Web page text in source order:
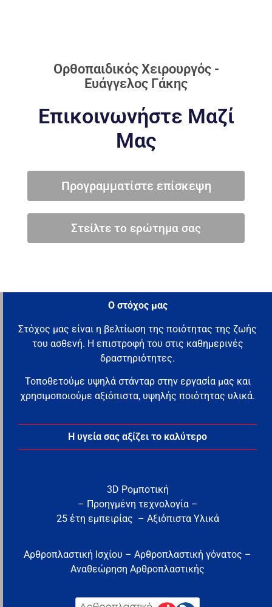
Ορθοπαιδικός Χειρουργός -
Ευάγγελος Γάκης
Επικοινωνήστε Μαζί
Μας
Προγραμματίστε επίσκεψη
Στείλτε το ερώτημα σας
O στόχος μας
Στόχος μας είναι η βελτίωση της ποιότητας της ζωής
του ασθενή. Η επιστροφή του στις καθημερινές
δραστηριότητες.
Τοποθετούμε υψηλά στάνταρ στην εργασία μας και
χρησιμοποιούμε αξιόπιστα, υψηλής ποιότητας υλικά.
Η υγεία σας αξίζει το καλύτερο
3D Ρομποτική
– Προηγμένη τεχνολογία –
25 έτη εμπειρίας – Αξιόπιστα Υλικά
Αρθροπλαστική Ισχίου – Αρθροπλαστική γόνατος –
Αναθεώρηση Αρθροπλαστικής